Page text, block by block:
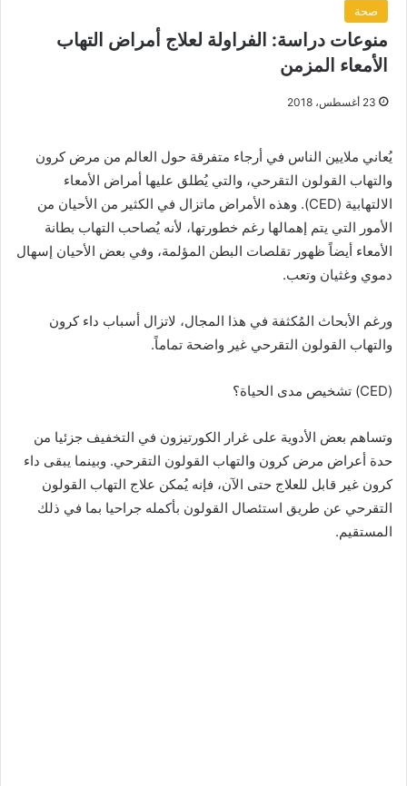
صحة
منوعات دراسة: الفراولة لعلاج أمراض التهاب
الأمعاء المزمن
23 أغسطس، 2018
يُعاني ملايين الناس في أرجاء متفرقة حول العالم من مرض كرون
والتهاب القولون التقرحي، والتي يُطلق عليها أمراض الأمعاء
الالتهابية (CED). وهذه الأمراض ماتزال في الكثير من الأحيان من
الأمور التي يتم إهمالها رغم خطورتها، لأنه يُصاحب التهاب بطانة
الأمعاء أيضاً ظهور تقلصات البطن المؤلمة، وفي بعض الأحيان إسهال
دموي وغثيان وتعب.
ورغم الأبحاث المُكثفة في هذا المجال، لاتزال أسباب داء كرون
والتهاب القولون التقرحي غير واضحة تماماً.
(CED) تشخيص مدى الحياة؟
وتساهم بعض الأدوية على غرار الكورتيزون في التخفيف جزئيا من
حدة أعراض مرض كرون والتهاب القولون التقرحي. وبينما يبقى داء
كرون غير قابل للعلاج حتى الآن، فإنه يُمكن علاج التهاب القولون
التقرحي عن طريق استئصال القولون بأكمله جراحيا بما في ذلك
المستقيم.